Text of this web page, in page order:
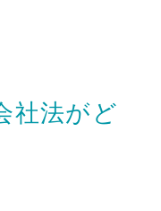
社法がど